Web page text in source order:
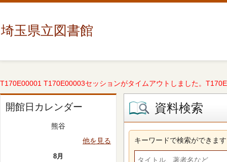
埼玉県立図書館
T170E00001 T170E00003セッションがタイムアウトしました。
開館日カレンダー
熊谷
他を見る
8月
資料検索
キーワードで検索ができます